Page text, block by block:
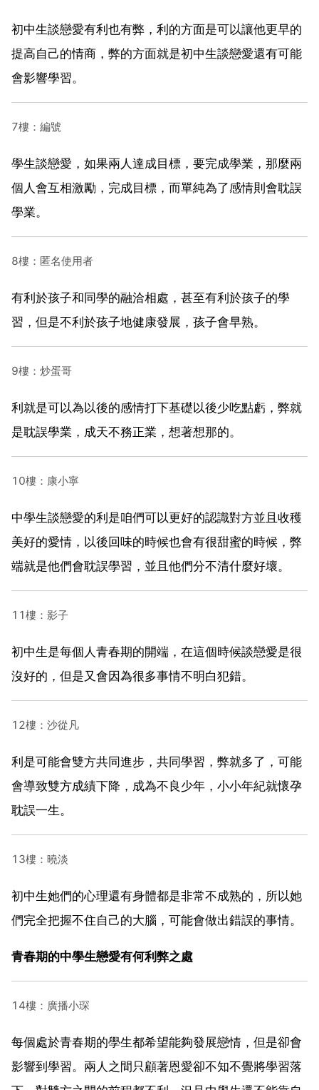
初中生談戀愛有利也有弊，利的方面是可以讓他更早的
提高自己的情商，弊的方面就是初中生談戀愛還有可能
會影響學習。
7樓：編號
學生談戀愛，如果兩人達成目標，要完成學業，那麼兩
個人會互相激勵，完成目標，而單純為了感情則會耽誤
學業。
8樓：匿名使用者
有利於孩子和同學的融洽相處，甚至有利於孩子的學
習，但是不利於孩子地健康發展，孩子會早熟。
9樓：炒蛋哥
利就是可以為以後的感情打下基礎以後少吃點虧，弊就
是耽誤學業，成天不務正業，想著想那的。
10樓：康小寧
中學生談戀愛的利是咱們可以更好的認識對方並且收穫
美好的愛情，以後回味的時候也會有很甜蜜的時候，弊
端就是他們會耽誤學習，並且他們分不清什麼好壞。
11樓：影子
初中生是每個人青春期的開端，在這個時候談戀愛是很
沒好的，但是又會因為很多事情不明白犯錯。
12樓：沙從凡
利是可能會雙方共同進步，共同學習，弊就多了，可能
會導致雙方成績下降，成為不良少年，小小年紀就懷孕
耽誤一生。
13樓：曉淡
初中生她們的心理還有身體都是非常不成熟的，所以她
們完全把握不住自己的大腦，可能會做出錯誤的事情。
青春期的中學生戀愛有何利弊之處
14樓：廣播小琛
每個處於青春期的學生都希望能夠發展戀情，但是卻會
影響到學習。兩人之間只顧著恩愛卻不知不覺將學習落